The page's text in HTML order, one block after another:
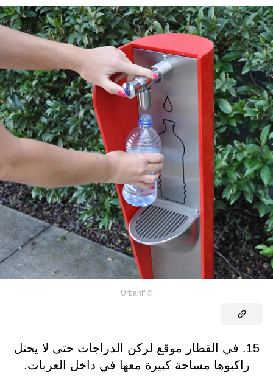
©
Urbanff
15. في القطار موقع لركن الدراجات حتى لا يحتل
راكبوها مساحة كبيرة معها في داخل العربات.